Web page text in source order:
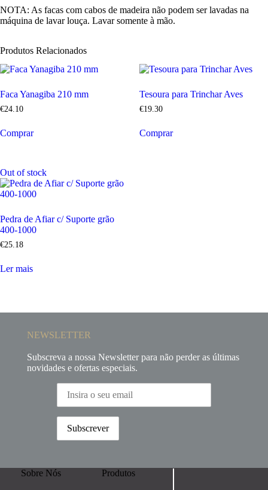
NOTA: As facas com cabos de madeira não podem ser lavadas na
máquina de lavar louça. Lavar somente à mão.
Produtos Relacionados
Faca Yanagiba 210 mm
€24.10
Comprar
Tesoura para Trinchar Aves
€19.30
Comprar
Out of stock
Pedra de Afiar c/ Suporte grão
400-1000
€25 18
Ler mais
NEWSLETTER
Subscreva a nossa Newsletter para não perder as últimas
novidades e ofertas especiais.
Sobre Nós Produtos